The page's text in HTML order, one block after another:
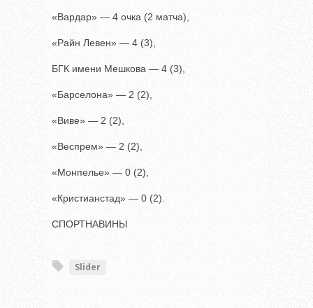
«Вардар» — 4 очка (2 матча),
«Райн Левен» — 4 (3),
БГК имени Мешкова — 4 (3),
«Барселона» — 2 (2),
«Виве» — 2 (2),
«Веспрем» — 2 (2),
«Монпелье» — 0 (2),
«Кристианстад» — 0 (2).
СПОРТНАВИНЫ
Slider